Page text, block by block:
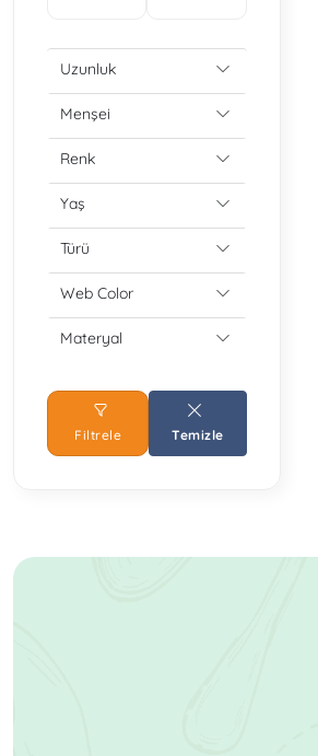
Uzunluk
Menşei
Renk
Yaş
Türü
Web Color
Materyal
Filtrele Temizle